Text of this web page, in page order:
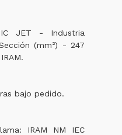
JET - Industria
(mm²) - 247
bajo pedido.
IRAM NM IEC